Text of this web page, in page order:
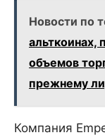
Новости по
объемов
прежнему
Компания